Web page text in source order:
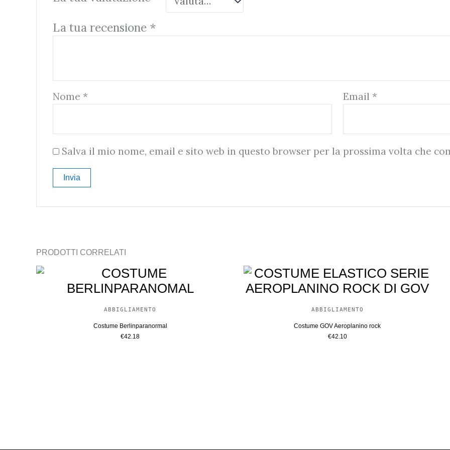
La tua recensione *
Nome * Email *
Salva il mio nome, email e sito web in questo browser per la prossima volta che
PRODOTTI CORRELATI
ABBIGLIAMENTO
Costume Berlinparanormal
€42.18
ABBIGLIAMENTO
Costume GOV Aeroplanino rock
€42.10